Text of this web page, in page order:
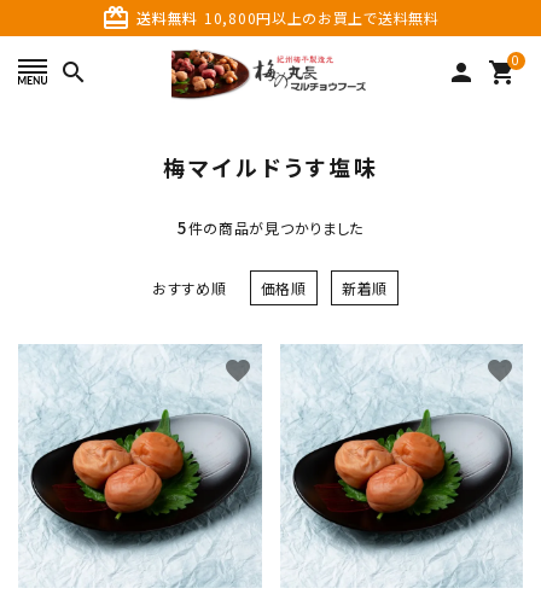
card_giftcard 送料無料 10,800円以上のお買上で送料無料
search person 0
shopping_cart
search
カテゴリーから探す
価格から探す
ご利用ガイド
プライバシーポリシー
梅マイルドうす塩味
5件の商品が見つかりました
おすすめ順 価格順 新着順
favorite favorite